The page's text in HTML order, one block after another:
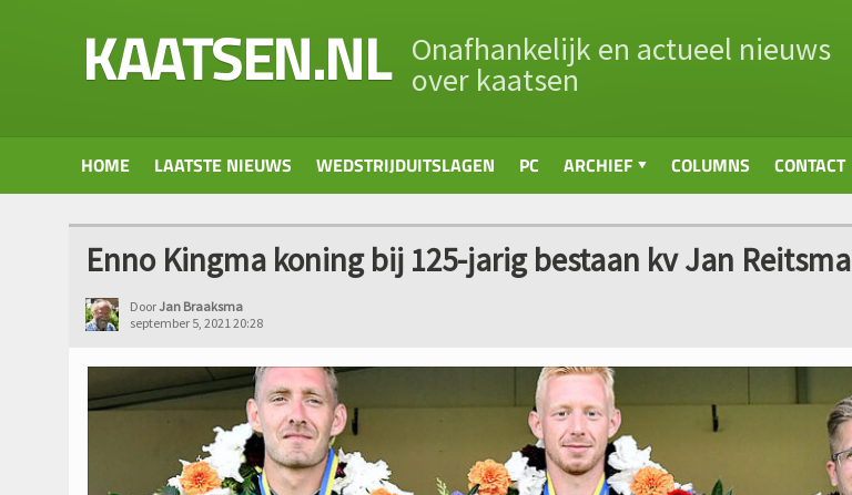
KAATSEN.NL Onafhankelijk en actueel nieuws
over kaatsen
HOME LAATSTE NIEUWS WEDSTRIJDUITSLAGEN PC ARCHIEF COLUMNS CONTACT
Enno Kingma koning bij 125-jarig bestaan kv Jan Reitsma
DoorJan Braaksma
september 5, 2021 20:28